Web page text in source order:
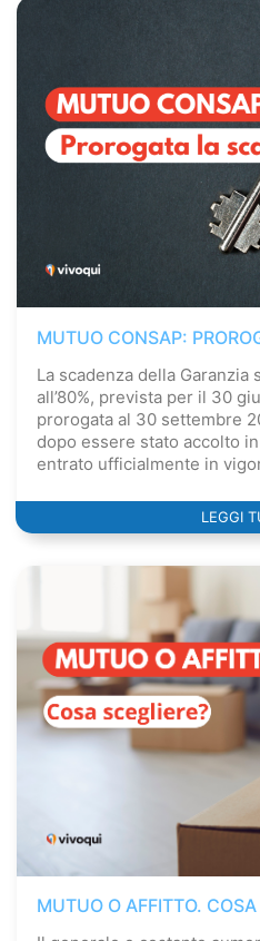
MUTUO CONSAP:
La scadenza della Garanzia
all’80%, prevista per il 30
prorogata al 30 settembre
dopo essere stato accolto
entrato ufficialmente in
LEGGI
MUTUO O AFFITTO. COSA